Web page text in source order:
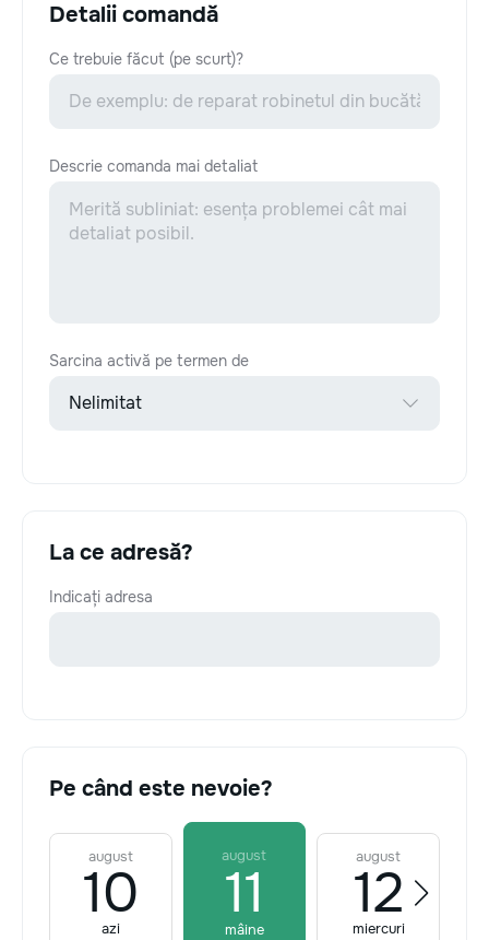
Detalii comandă
Ce trebuie făcut (pe scurt)?
Descrie comanda mai detaliat
Sarcina activă pe termen de
La ce adresă?
Indicați adresa
Pe când este nevoie?
august
10
azi
august
11
mâine
august
12
miercuri